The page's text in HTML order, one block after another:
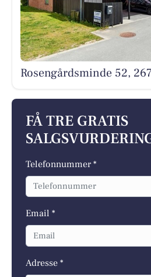
Rosengårdsminde 52,
FÅ TRE GRATIS
Telefonnummer *
Email *
Adresse *